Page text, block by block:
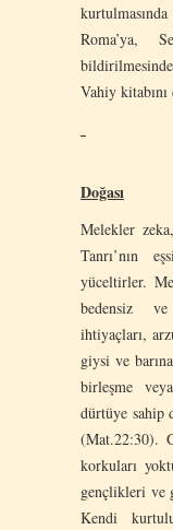
Roma’ya,
Vahiy
Doğası
Melekler
Tanrı’nın
yüceltirler.
bedensiz
ihtiyaçları,
giysi ve
birleşme
dürtüye sahip
(Mat.22:30).
korkuları
gençlikleri ve
Kendi